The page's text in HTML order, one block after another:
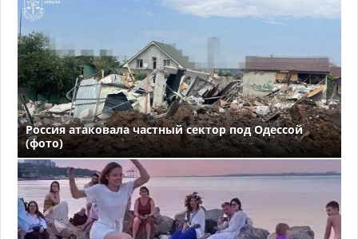
Россия атаковала частный сектор под Одессой
(фото)